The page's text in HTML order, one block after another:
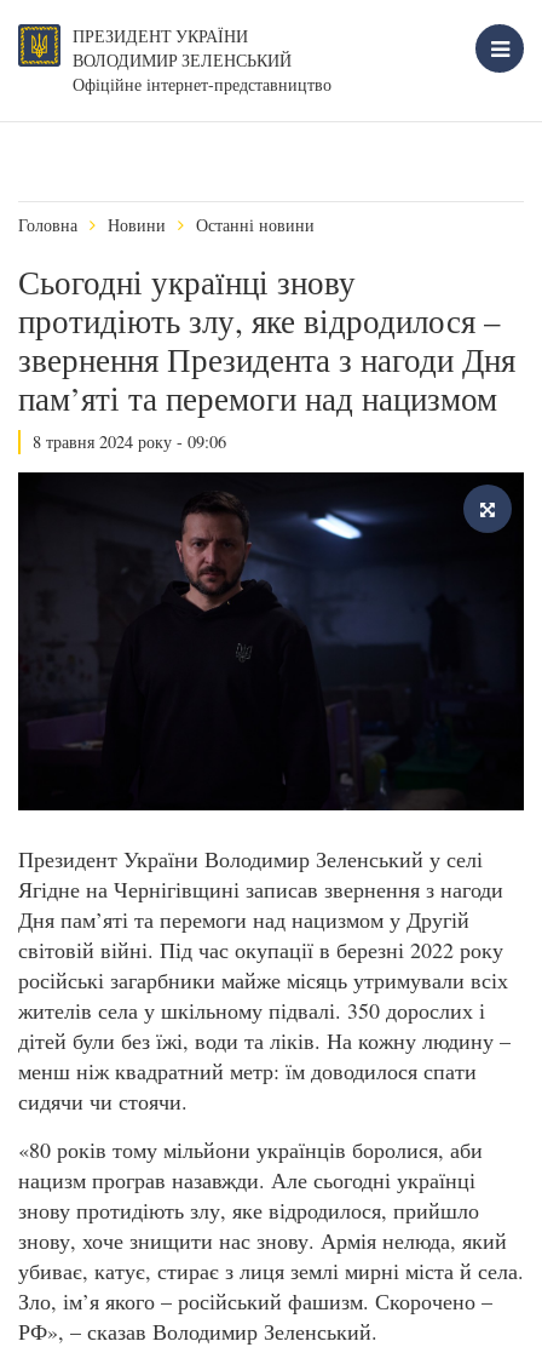
ПРЕЗИДЕНТ УКРАЇНИ
ВОЛОДИМИР ЗЕЛЕНСЬКИЙ
Офіційне інтернет-представництво
Головна Новини Останні новини
Сьогодні українці знову
протидіють злу, яке відродилося –
звернення Президента з нагоди Дня
пам’яті та перемоги над нацизмом
8 травня 2024 року - 09:06
Президент України Володимир Зеленський у селі
Ягідне на Чернігівщині записав звернення з нагоди
Дня пам’яті та перемоги над нацизмом у Другій
світовій війні. Під час окупації в березні 2022 року
російські загарбники майже місяць утримували всіх
жителів села у шкільному підвалі. 350 дорослих і
дітей були без їжі, води та ліків. На кожну людину –
менш ніж квадратний метр: їм доводилося спати
сидячи чи стоячи.
«80 років тому мільйони українців боролися, аби
нацизм програв назавжди. Але сьогодні українці
знову протидіють злу, яке відродилося, прийшло
знову, хоче знищити нас знову. Армія нелюда, який
убиває, катує, стирає з лиця землі мирні міста й села.
Зло, ім’я якого – російський фашизм. Скорочено –
РФ», – сказав Володимир Зеленський.